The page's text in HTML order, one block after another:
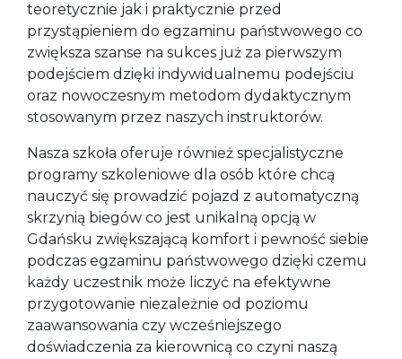
teoretycznie jak i praktycznie przed
przystąpieniem do egzaminu państwowego co
zwiększa szanse na sukces już za pierwszym
podejściem dzięki indywidualnemu podejściu
oraz nowoczesnym metodom dydaktycznym
stosowanym przez naszych instruktorów.
Nasza szkoła oferuje również specjalistyczne
programy szkoleniowe dla osób które chcą
nauczyć się prowadzić pojazd z automatyczną
skrzynią biegów co jest unikalną opcją w
Gdańsku zwiększającą komfort i pewność siebie
podczas egzaminu państwowego dzięki czemu
każdy uczestnik może liczyć na efektywne
przygotowanie niezależnie od poziomu
zaawansowania czy wcześniejszego
doświadczenia za kierownicą co czyni naszą